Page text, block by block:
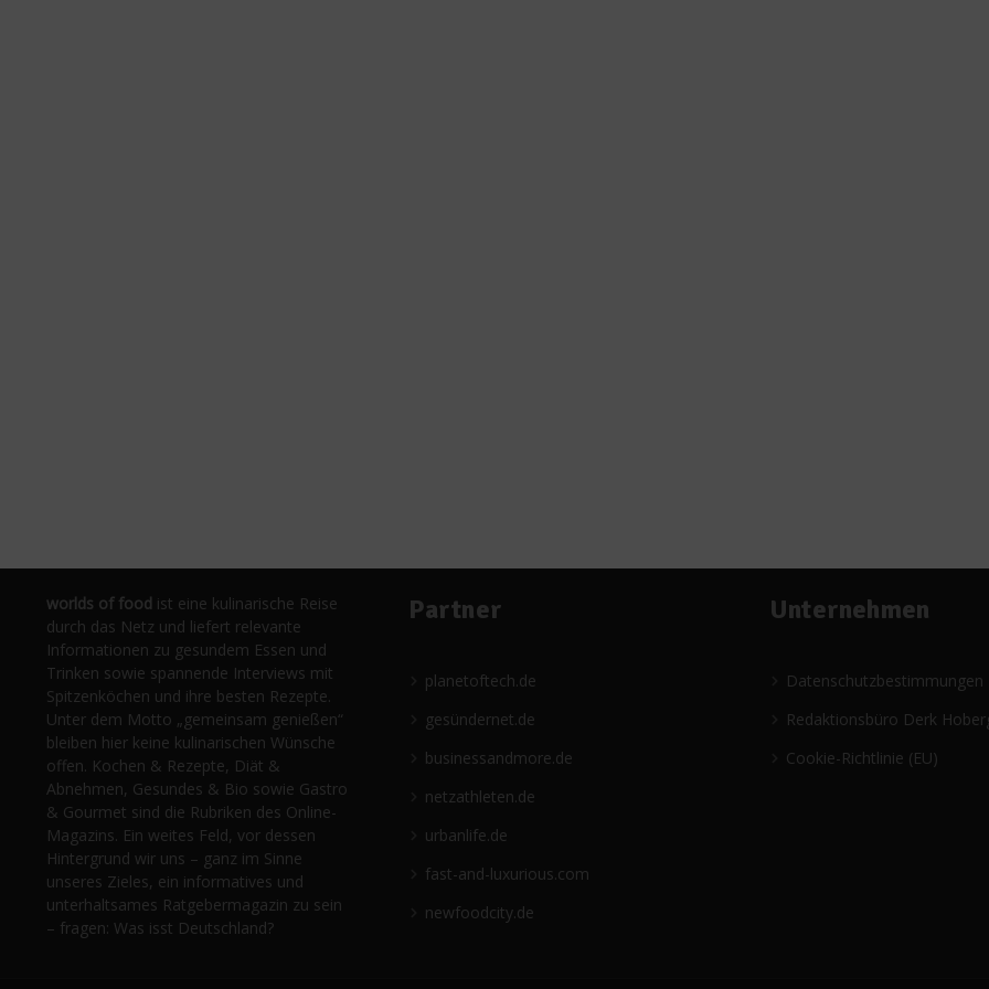
worlds of food ist eine kulinarische Reise
durch das Netz und liefert relevante
Informationen zu gesundem Essen und
Trinken sowie spannende Interviews mit
Spitzenköchen und ihre besten Rezepte.
Unter dem Motto „gemeinsam genießen“
bleiben hier keine kulinarischen Wünsche
offen. Kochen & Rezepte, Diät &
Abnehmen, Gesundes & Bio sowie Gastro
& Gourmet sind die Rubriken des Online-
Magazins. Ein weites Feld, vor dessen
Hintergrund wir uns – ganz im Sinne
unseres Zieles, ein informatives und
unterhaltsames Ratgebermagazin zu sein
– fragen: Was isst Deutschland?
Partner
planetoftech.de
gesündernet.de
businessandmore.de
netzathleten.de
urbanlife.de
fast-and-luxurious.com
newfoodcity.de
Unternehmen
Datenschutzbestimmungen
Redaktionsbüro Derk
Cookie-Richtlinie (EU)